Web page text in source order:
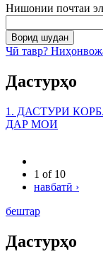
Нишонии почтаи
Чӣ тавр?
Дастурҳо
1. ДАСТУРИ
ДАР МОИ
1 of 10
навбатӣ ›
бештар
Дастурҳо